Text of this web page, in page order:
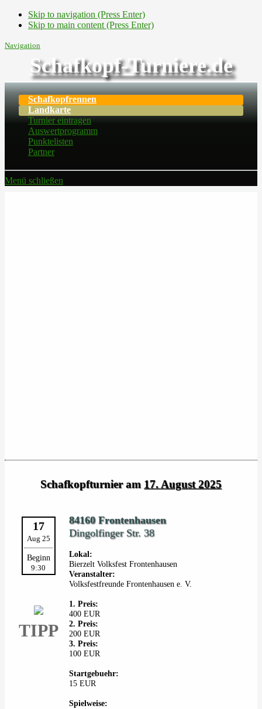
Skip to navigation (Press Enter)
Skip to main content (Press Enter)
Navigation
Schafkopf-Turniere.de
Schafkopfrennen
Landkarte
Turnier eintragen
Auswertprogramm
Punktelisten
Partner
Menü schließen
Schafkopfturnier am 17. August 2025
17
Aug 25
Beginn
9:30
TIPP
84160 Frontenhausen
Dingolfinger Str. 38
Lokal:
Bierzelt Volksfest Frontenhausen
Veranstalter:
Volksfestfreunde Frontenhausen e. V.
1. Preis:
400 EUR
2. Preis:
200 EUR
3. Preis:
100 EUR
Startgebuehr:
15 EUR
Spielweise: